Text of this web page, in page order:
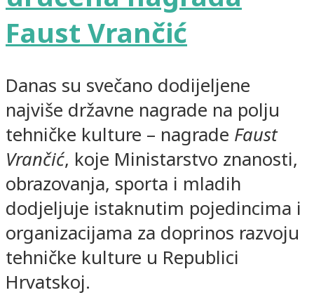
Faust Vrančić
Danas su svečano dodijeljene
najviše državne nagrade na polju
tehničke kulture – nagrade Faust
Vrančić, koje Ministarstvo znanosti,
obrazovanja, sporta i mladih
dodjeljuje istaknutim pojedincima i
organizacijama za doprinos razvoju
tehničke kulture u Republici
Hrvatskoj.